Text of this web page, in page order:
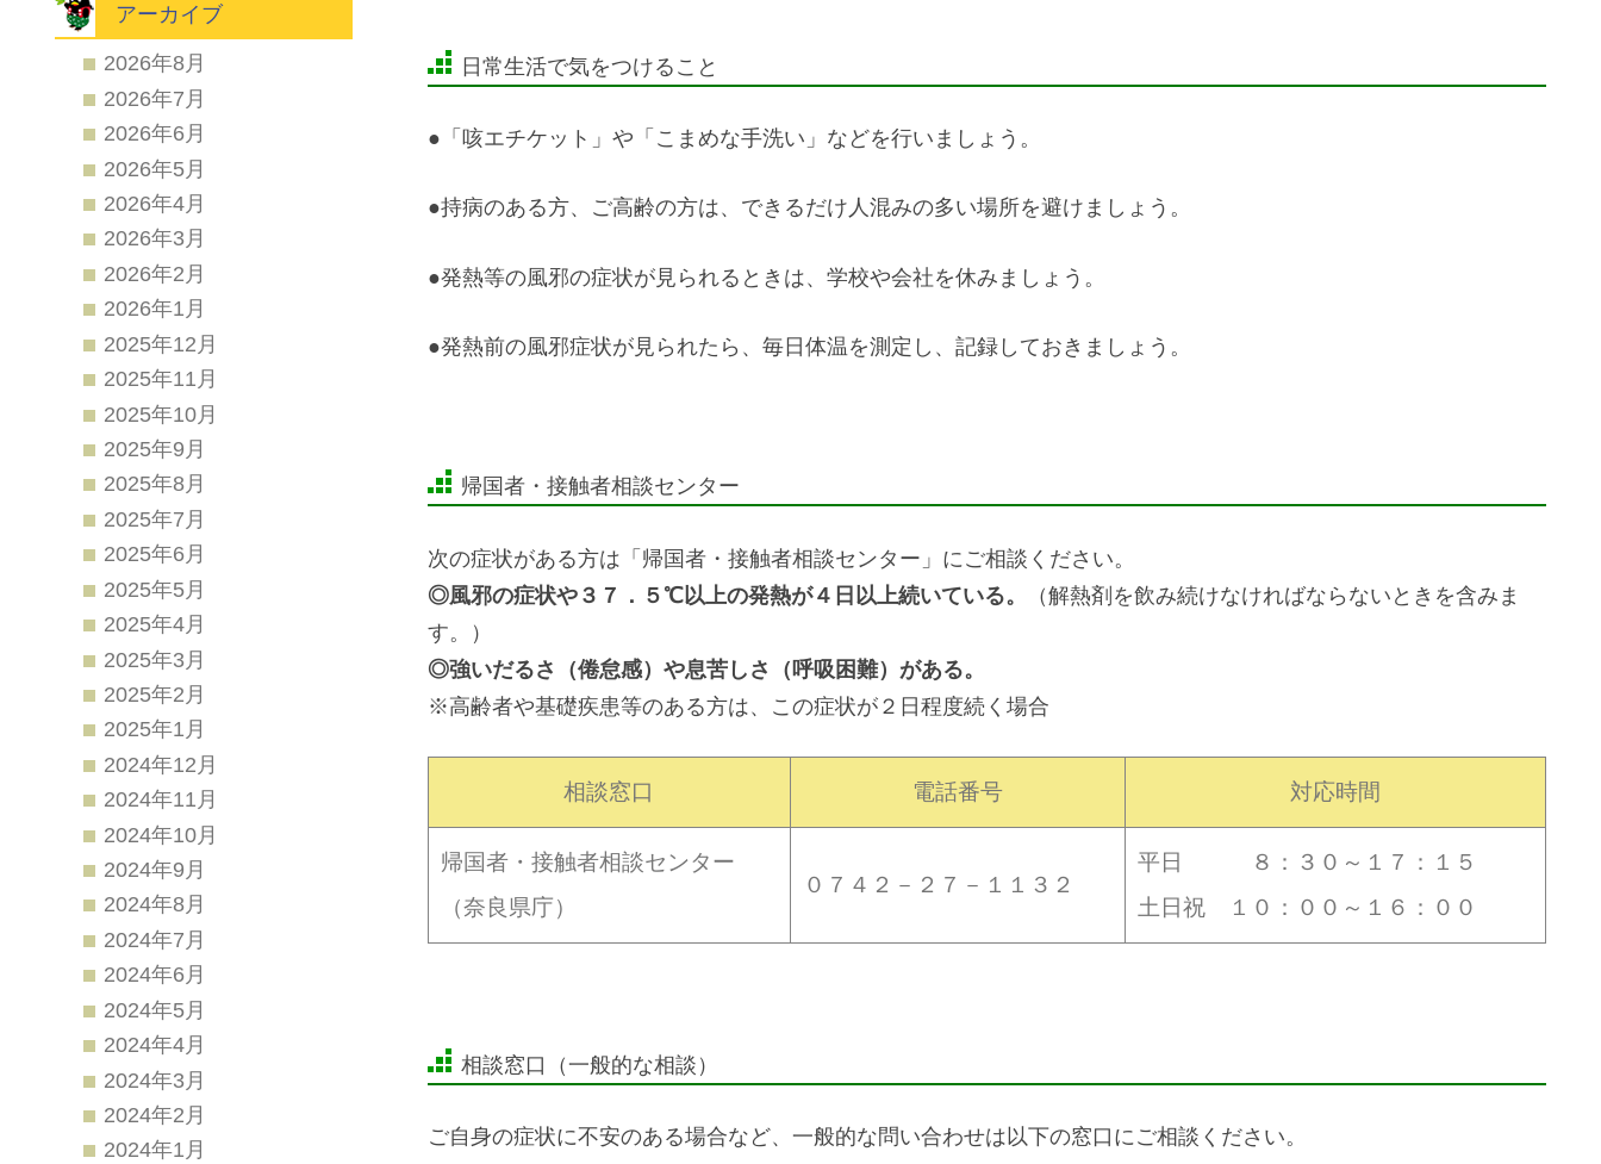
日常生活で気をつけること
●「咳エチケット」や「こまめな手洗い」などを行いましょう。
●持病のある方、ご高齢の方は、できるだけ人混みの多い場所を避けましょう。
●発熱等の風邪の症状が見られるときは、学校や会社を休みましょう。
●発熱前の風邪症状が見られたら、毎日体温を測定し、記録しておきましょう。
帰国者・接触者相談センター
次の症状がある方は「帰国者・接触者相談センター」にご相談ください。
◎風邪の症状や３７．５℃以上の発熱が４日以上続いている。
（解熱剤を飲み続けなければならないときを含みま
す。）
◎強いだるさ（倦怠感）や息苦しさ（呼吸困難）がある。
※高齢者や基礎疾患等のある方は、この症状が２日程度続く場合
相談窓口 電話番号 対応時間
帰国者・接触者相談センター
（奈良県庁）
０７４２－２７－１１３２
平日 ８：３０～１７：１５
土日祝 １０：００～１６：００
相談窓口（一般的な相談）
ご自身の症状に不安のある場合など、一般的な問い合わせは以下の窓口にご相談ください。
アーカイブ
2026年8月
2026年7月
2026年6月
2026年5月
2026年4月
2026年3月
2026年2月
2026年1月
2025年12月
2025年11月
2025年10月
2025年9月
2025年8月
2025年7月
2025年6月
2025年5月
2025年4月
2025年3月
2025年2月
2025年1月
2024年12月
2024年11月
2024年10月
2024年9月
2024年8月
2024年7月
2024年6月
2024年5月
2024年4月
2024年3月
2024年2月
2024年1月